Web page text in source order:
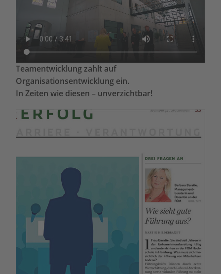
Teamentwicklung zahlt auf
Organisationsentwicklung ein.
In Zeiten wie diesen – unverzichtbar!